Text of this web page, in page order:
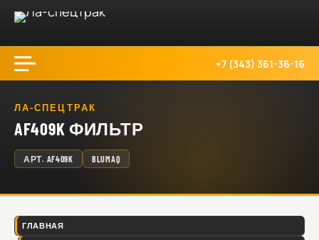
+7 (343) 361-36-16
ЛА-СПЕЦТРАК
AF409K ФИЛЬТР
АРТ. AF409K BLUMAQ
ГЛАВНАЯ